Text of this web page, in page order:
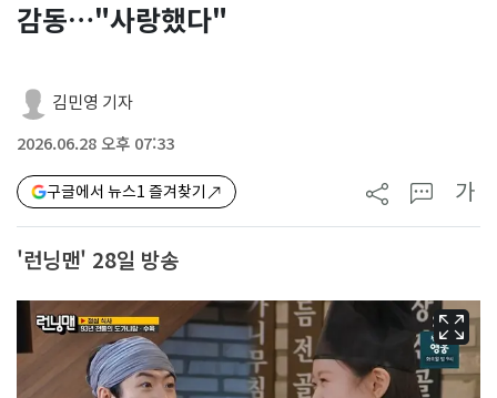
감동…"사랑했다"
김민영 기자
2026.06.28 오후 07:33
구글에서 뉴스1 즐겨찾기 가
'런닝맨' 28일 방송